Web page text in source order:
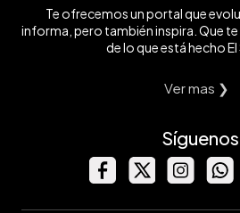
Te ofrecemos un portal que
informa, pero también inspira. Que
de lo que está hecho El
Ver mas ❯
Síguenos